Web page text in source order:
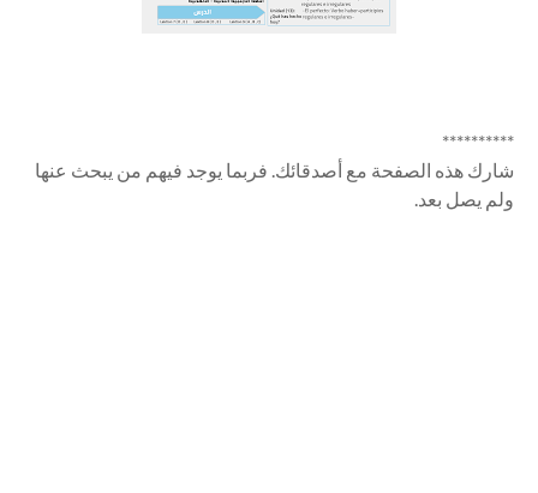
**********
شارك هذه الصفحة مع أصدقائك. فربما يوجد فيهم من يبحث عنها
ولم يصل بعد.